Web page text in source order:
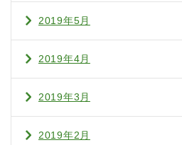
2019年5月
2019年4月
2019年3月
2019年2月